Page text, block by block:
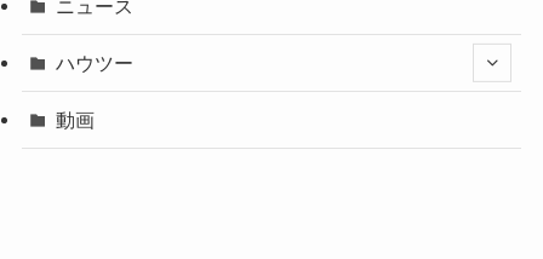
ニュース
ハウツー
動画